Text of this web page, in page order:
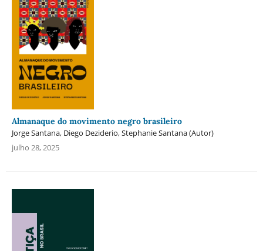
Almanaque do movimento negro brasileiro
Jorge Santana, Diego Deziderio, Stephanie Santana (Autor)
julho 28, 2025